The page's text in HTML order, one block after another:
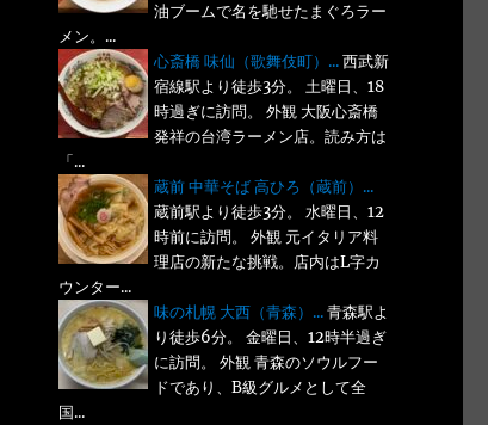
油ブームで名を馳せたまぐろラー
メン。...
心斎橋 味仙（歌舞伎町）...西武新
宿線駅より徒歩3分。 土曜日、18
時過ぎに訪問。 外観 大阪心斎橋
発祥の台湾ラーメン店。読み方は
「...
蔵前 中華そば 高ひろ（蔵前）...
蔵前駅より徒歩3分。 水曜日、12
時前に訪問。 外観 元イタリア料
理店の新たな挑戦。店内はL字カ
ウンター...
味の札幌 大西（青森）...青森駅よ
り徒歩6分。 金曜日、12時半過ぎ
に訪問。 外観 青森のソウルフー
ドであり、B級グルメとして全
国...